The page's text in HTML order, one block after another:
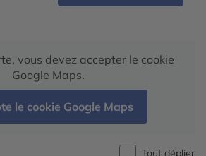
vous devez accepter le cookie
Google Maps.
le cookie Google Maps
Tout déplier